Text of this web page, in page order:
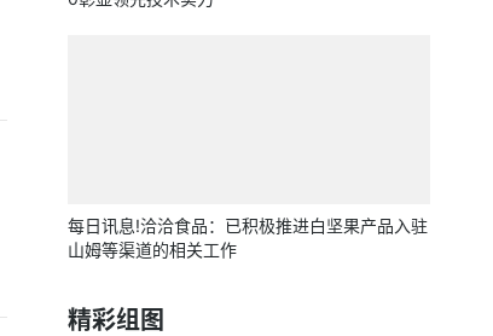
每日讯息!洽洽食品：已积极推进白坚果产品入驻
山姆等渠道的相关工作
精彩组图